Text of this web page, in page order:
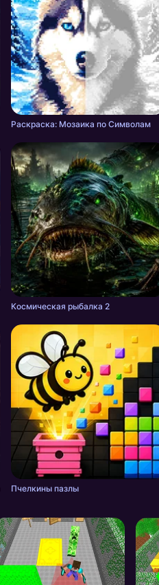
Раскраска: Мозаика по Символам
Космическая рыбалка 2
Пчелкины пазлы